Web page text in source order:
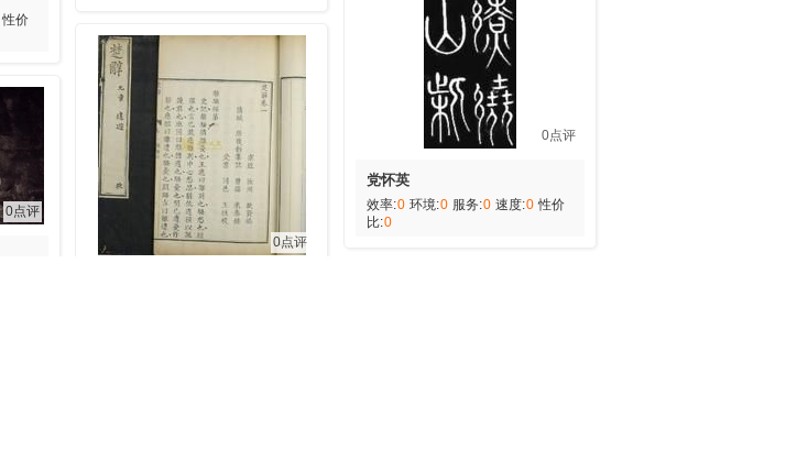
性价
0点评
0点评
0点评
党怀英
效率:0 环境:0 服务:0 速度:0 性价
比:0